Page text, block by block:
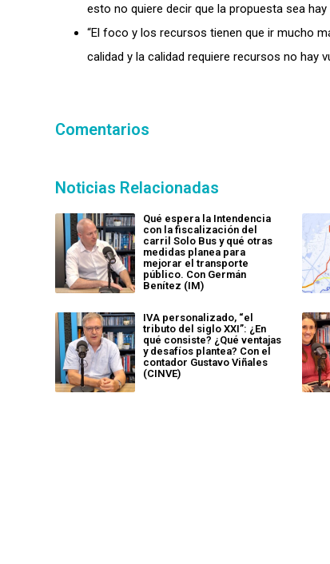
esto no quiere decir que la propuesta sea
“El foco y los recursos tienen que ir mucho
calidad y la calidad requiere recursos no hay
Comentarios
Noticias Relacionadas
Qué espera la Intendencia
con la fiscalización del
carril Solo Bus y qué otras
medidas planea para
mejorar el transporte
público. Con Germán
Benítez (IM)
IVA personalizado, “el
tributo del siglo XXI”: ¿En
qué consiste? ¿Qué ventajas
y desafíos plantea? Con el
contador Gustavo Viñales
(CINVE)